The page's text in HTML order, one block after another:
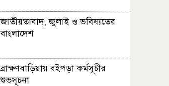
জাতীয়তাবাদ, জুলাই ও ভবিষ্যতের
বাংলাদেশ
ব্রাক্ষণবাড়িয়ায় বইপড়া কর্মসূচীর
শুভসূচনা